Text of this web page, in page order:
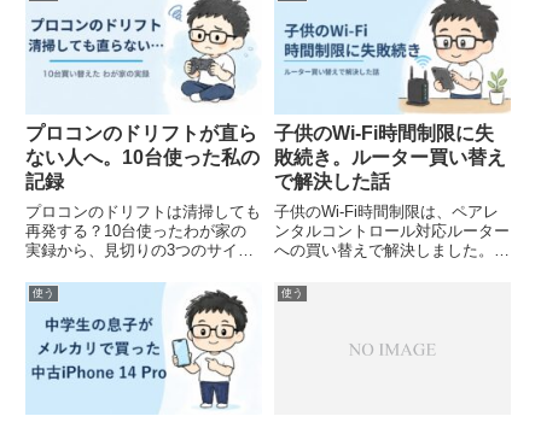
プロコンのドリフトが直ら
ない人へ。10台使った私の
記録
プロコンのドリフトは清掃しても
再発する？10台使ったわが家の
実録から、見切りの3つのサイン
す。
子供のWi-Fi時間制限に失
敗続き。ルーター買い替え
で解決した話
子供のWi-Fi時間制限は、ペアレ
ンタルコントロール対応ルーター
への買い替えで解決しました。ス
での失敗談と、端末ごと曜日別に
使う 使う